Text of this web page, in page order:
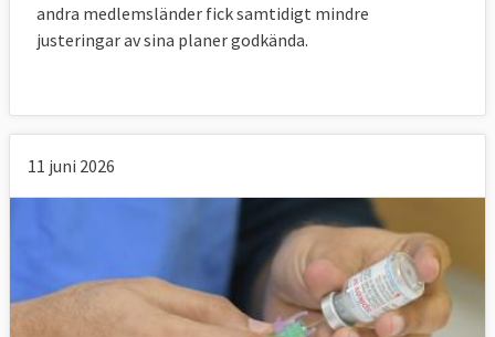
andra medlemsländer fick samtidigt mindre
justeringar av sina planer godkända.
11 juni 2026